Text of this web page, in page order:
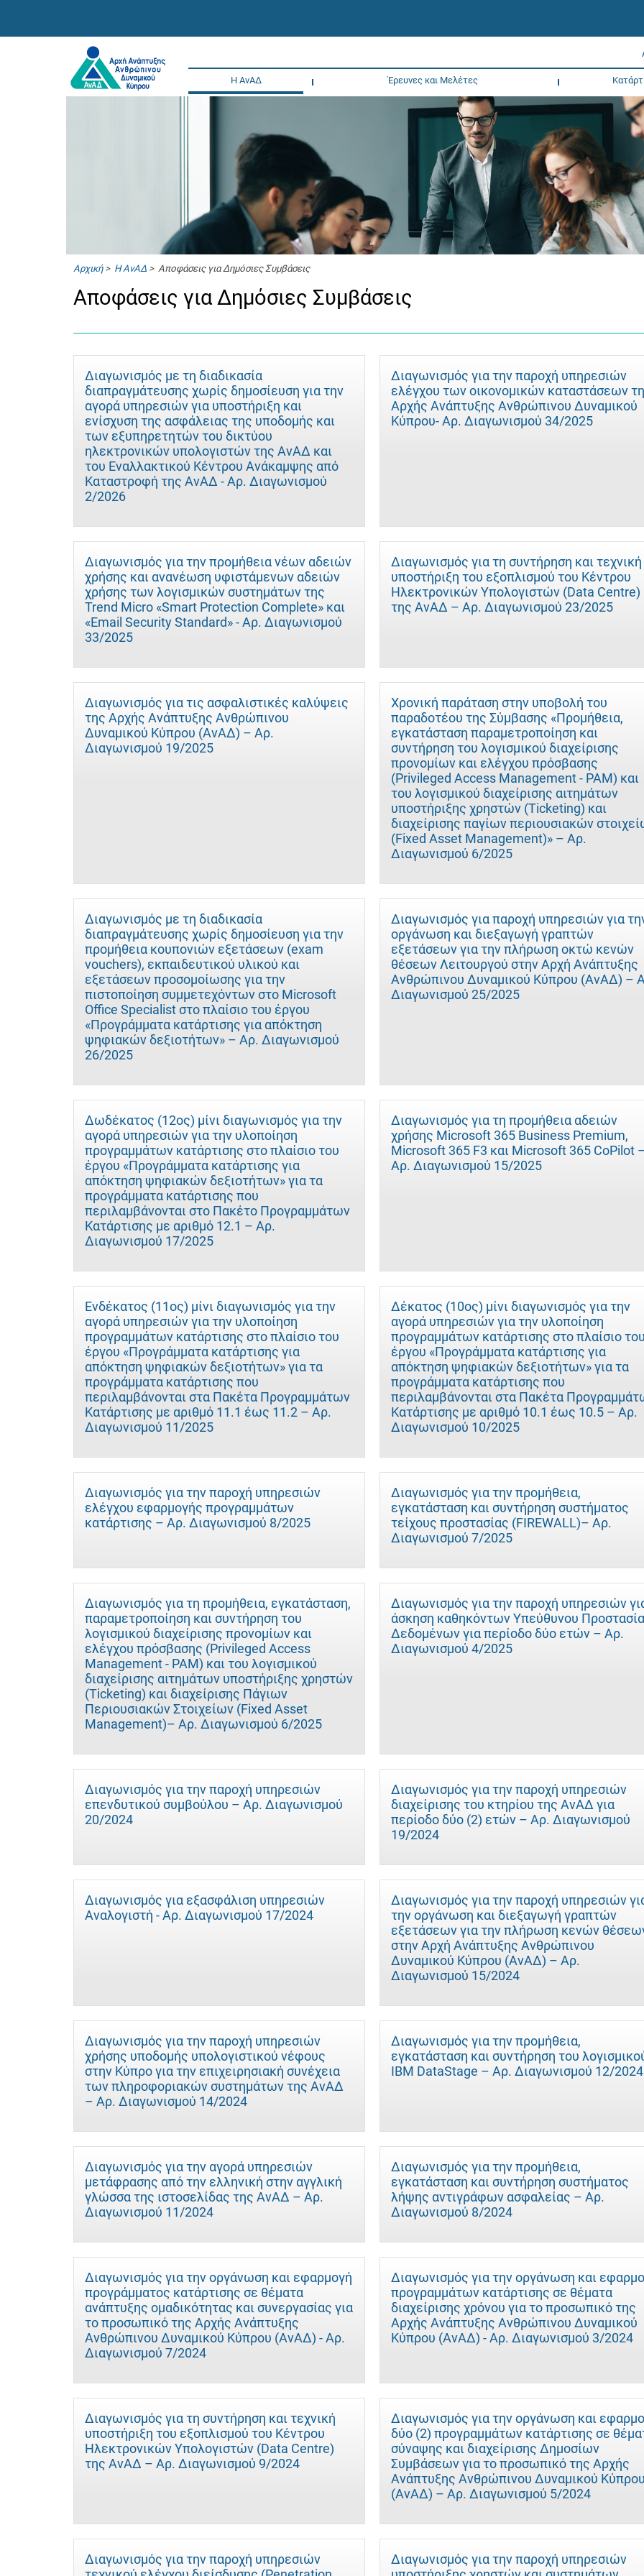
Η ΑνΑΔ Έρευνες και Μελέτες
Αρχική> Η ΑνΑΔ > Αποφάσεις για Δημόσιες Συμβάσεις
Αποφάσεις για Δημόσιες Συμβάσεις
Διαγωνισμός με τη διαδικασία
διαπραγμάτευσης χωρίς δημοσίευση για την
αγορά υπηρεσιών για υποστήριξη και
ενίσχυση της ασφάλειας της υποδομής και
των εξυπηρετητών του δικτύου
ηλεκτρονικών υπολογιστών της ΑνΑΔ και
του Εναλλακτικού Κέντρου Ανάκαμψης από
Καταστροφή της ΑνΑΔ - Αρ. Διαγωνισμού
2/2026
Διαγωνισμός για την παροχή υπηρεσιών
ελέγχου των οικονομικών καταστάσεων
Αρχής Ανάπτυξης Ανθρώπινου Δυναμικού
Κύπρου- Αρ. Διαγωνισμού 34/2025
Διαγωνισμός για την προμήθεια νέων αδειών
χρήσης και ανανέωση υφιστάμενων αδειών
χρήσης των λογισμικών συστημάτων της
Trend Micro «Smart Protection Complete» και
«Email Security Standard» - Αρ. Διαγωνισμού
33/2025
Διαγωνισμός για τη συντήρηση και τεχνική
υποστήριξη του εξοπλισμού του Κέντρου
Ηλεκτρονικών Υπολογιστών (Data Centre)
της ΑνΑΔ – Αρ. Διαγωνισμού 23/2025
Διαγωνισμός για τις ασφαλιστικές καλύψεις
της Αρχής Ανάπτυξης Ανθρώπινου
Δυναμικού Κύπρου (ΑνΑΔ) – Αρ.
Διαγωνισμού 19/2025
Χρονική παράταση στην υποβολή του
παραδοτέου της Σύμβασης «Προμήθεια,
εγκατάσταση παραμετροποίηση και
συντήρηση του λογισμικού διαχείρισης
προνομίων και ελέγχου πρόσβασης
(Privileged Access Management - PAM) και
του λογισμικού διαχείρισης αιτημάτων
υποστήριξης χρηστών (Ticketing) και
διαχείρισης παγίων περιουσιακών
(Fixed Asset Management)» – Αρ.
Διαγωνισμού 6/2025
Διαγωνισμός με τη διαδικασία
διαπραγμάτευσης χωρίς δημοσίευση για την
προμήθεια κουπονιών εξετάσεων (exam
vouchers), εκπαιδευτικού υλικού και
εξετάσεων προσομοίωσης για την
πιστοποίηση συμμετεχόντων στο Microsoft
Office Specialist στο πλαίσιο του έργου
«Προγράμματα κατάρτισης για απόκτηση
ψηφιακών δεξιοτήτων» – Αρ. Διαγωνισμού
26/2025
Διαγωνισμός για παροχή υπηρεσιών για
οργάνωση και διεξαγωγή γραπτών
εξετάσεων για την πλήρωση οκτώ κενών
θέσεων Λειτουργού στην Αρχή Ανάπτυξης
Ανθρώπινου Δυναμικού Κύπρου (ΑνΑΔ) –
Διαγωνισμού 25/2025
Δωδέκατος (12ος) μίνι διαγωνισμός για την
αγορά υπηρεσιών για την υλοποίηση
προγραμμάτων κατάρτισης στο πλαίσιο του
έργου «Προγράμματα κατάρτισης για
απόκτηση ψηφιακών δεξιοτήτων» για τα
προγράμματα κατάρτισης που
περιλαμβάνονται στο Πακέτο Προγραμμάτων
Κατάρτισης με αριθμό 12.1 – Αρ.
Διαγωνισμού 17/2025
Διαγωνισμός για τη προμήθεια αδειών
χρήσης Microsoft 365 Business Premium,
Microsoft 365 F3 και Microsoft 365 CoPilot
Αρ. Διαγωνισμού 15/2025
Ενδέκατος (11ος) μίνι διαγωνισμός για την
αγορά υπηρεσιών για την υλοποίηση
προγραμμάτων κατάρτισης στο πλαίσιο του
έργου «Προγράμματα κατάρτισης για
απόκτηση ψηφιακών δεξιοτήτων» για τα
προγράμματα κατάρτισης που
περιλαμβάνονται στα Πακέτα Προγραμμάτων
Κατάρτισης με αριθμό 11.1 έως 11.2 – Αρ.
Διαγωνισμού 11/2025
Δέκατος (10ος) μίνι διαγωνισμός για την
αγορά υπηρεσιών για την υλοποίηση
προγραμμάτων κατάρτισης στο πλαίσιο
έργου «Προγράμματα κατάρτισης για
απόκτηση ψηφιακών δεξιοτήτων» για τα
προγράμματα κατάρτισης που
περιλαμβάνονται στα Πακέτα
Κατάρτισης με αριθμό 10.1 έως 10.5 – Αρ.
Διαγωνισμού 10/2025
Διαγωνισμός για την παροχή υπηρεσιών
ελέγχου εφαρμογής προγραμμάτων
κατάρτισης – Αρ. Διαγωνισμού 8/2025
Διαγωνισμός για την προμήθεια,
εγκατάσταση και συντήρηση συστήματος
τείχους προστασίας (FIREWALL)– Αρ.
Διαγωνισμού 7/2025
Διαγωνισμός για τη προμήθεια, εγκατάσταση,
παραμετροποίηση και συντήρηση του
λογισμικού διαχείρισης προνομίων και
ελέγχου πρόσβασης (Privileged Access
Management - PAM) και του λογισμικού
διαχείρισης αιτημάτων υποστήριξης χρηστών
(Ticketing) και διαχείρισης Πάγιων
Περιουσιακών Στοιχείων (Fixed Asset
Management)– Αρ. Διαγωνισμού 6/2025
Διαγωνισμός για την παροχή υπηρεσιών
άσκηση καθηκόντων Υπεύθυνου
Δεδομένων για περίοδο δύο ετών – Αρ.
Διαγωνισμού 4/2025
Διαγωνισμός για την παροχή υπηρεσιών
επενδυτικού συμβούλου – Αρ. Διαγωνισμού
20/2024
Διαγωνισμός για την παροχή υπηρεσιών
διαχείρισης του κτηρίου της ΑνΑΔ για
περίοδο δύο (2) ετών – Αρ. Διαγωνισμού
19/2024
Διαγωνισμός για εξασφάλιση υπηρεσιών
Αναλογιστή - Αρ. Διαγωνισμού 17/2024
Διαγωνισμός για την παροχή υπηρεσιών
την οργάνωση και διεξαγωγή γραπτών
εξετάσεων για την πλήρωση κενών
στην Αρχή Ανάπτυξης Ανθρώπινου
Δυναμικού Κύπρου (ΑνΑΔ) – Αρ.
Διαγωνισμού 15/2024
Διαγωνισμός για την παροχή υπηρεσιών
χρήσης υποδομής υπολογιστικού νέφους
στην Κύπρο για την επιχειρησιακή συνέχεια
των πληροφοριακών συστημάτων της ΑνΑΔ
– Αρ. Διαγωνισμού 14/2024
Διαγωνισμός για την προμήθεια,
εγκατάσταση και συντήρηση του
IBM DataStage – Αρ. Διαγωνισμού 12/2024
Διαγωνισμός για την αγορά υπηρεσιών
μετάφρασης από την ελληνική στην αγγλική
γλώσσα της ιστοσελίδας της ΑνΑΔ – Αρ.
Διαγωνισμού 11/2024
Διαγωνισμός για την προμήθεια,
εγκατάσταση και συντήρηση συστήματος
λήψης αντιγράφων ασφαλείας – Αρ.
Διαγωνισμού 8/2024
Διαγωνισμός για την οργάνωση και εφαρμογή
προγράμματος κατάρτισης σε θέματα
ανάπτυξης ομαδικότητας και συνεργασίας για
το προσωπικό της Αρχής Ανάπτυξης
Ανθρώπινου Δυναμικού Κύπρου (ΑνΑΔ) - Αρ.
Διαγωνισμού 7/2024
Διαγωνισμός για την οργάνωση και
προγραμμάτων κατάρτισης σε θέματα
διαχείρισης χρόνου για το προσωπικό της
Αρχής Ανάπτυξης Ανθρώπινου Δυναμικού
Κύπρου (ΑνΑΔ) - Αρ. Διαγωνισμού 3/2024
Διαγωνισμός για τη συντήρηση και τεχνική
υποστήριξη του εξοπλισμού του Κέντρου
Ηλεκτρονικών Υπολογιστών (Data Centre)
της ΑνΑΔ – Αρ. Διαγωνισμού 9/2024
Διαγωνισμός για την οργάνωση και
δύο (2) προγραμμάτων κατάρτισης σε
σύναψης και διαχείρισης Δημοσίων
Συμβάσεων για το προσωπικό της Αρχής
Ανάπτυξης Ανθρώπινου Δυναμικού
(ΑνΑΔ) – Αρ. Διαγωνισμού 5/2024
Διαγωνισμός για την παροχή υπηρεσιών
Διαγωνισμός για την παροχή υπηρεσιών